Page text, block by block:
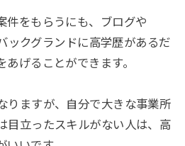
件をもらうにも、ブログや
ックグランドに高学歴があるだ
げることができます。
りますが、自分で大きな事業所
目立ったスキルがない人は、高